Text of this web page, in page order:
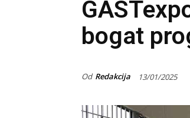
bogat
Od Redakcija 13/01/2025